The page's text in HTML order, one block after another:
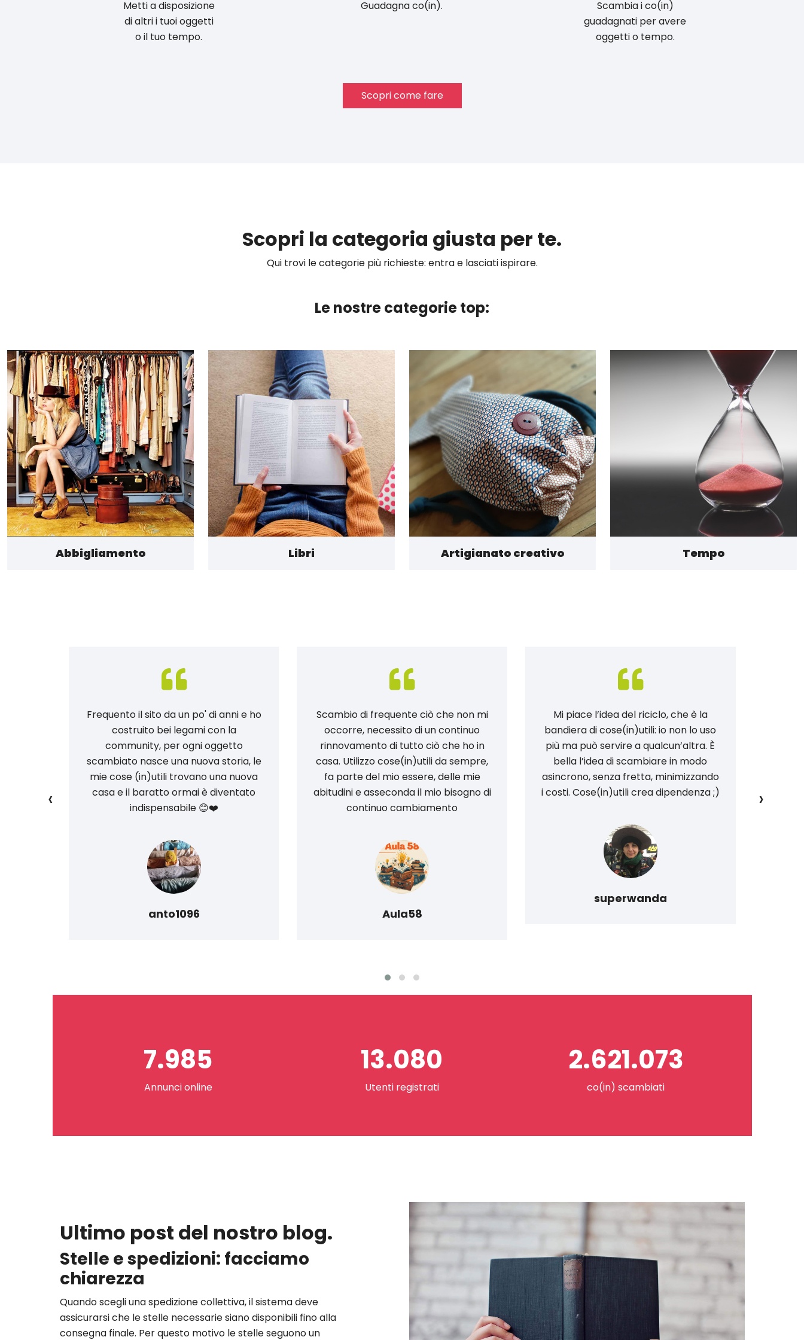
Metti a disposizione
di altri i tuoi oggetti
o il tuo tempo.
Guadagna co(in).
Scambia i co(in)
guadagnati per avere
oggetti o tempo.
Scopri come fare
Scopri la categoria giusta per te.
Qui trovi le categorie più richieste: entra e lasciati ispirare.
Le nostre categorie top:
Abbigliamento Libri Artigianato creativo Tempo
Frequento il sito da un po' di anni e ho
costruito bei legami con la
community, per ogni oggetto
scambiato nasce una nuova storia, le
mie cose (in)utili trovano una nuova
casa e il baratto ormai è diventato
indispensabile 😊❤️
anto1096
Scambio di frequente ciò che non mi
occorre, necessito di un continuo
rinnovamento di tutto ciò che ho in
casa. Utilizzo cose(in)utili da sempre,
fa parte del mio essere, delle mie
abitudini e asseconda il mio bisogno di
continuo cambiamento
Aula58
Mi piace l’idea del riciclo, che è la
bandiera di cose(in)utili: io non lo uso
più ma può servire a qualcun’altra. È
bella l’idea di scambiare in modo
asincrono, senza fretta, minimizzando
i costi. Cose(in)utili crea dipendenza ;)
superwanda
‹ ›
7.985
Annunci online
13.080
Utenti registrati
2.621.073
co(in) scambiati
Ultimo post del nostro blog.
Stelle e spedizioni: facciamo
chiarezza
Quando scegli una spedizione collettiva, il sistema deve
assicurarsi che le stelle necessarie siano disponibili fino alla
consegna finale. Per questo motivo le stelle seguono un